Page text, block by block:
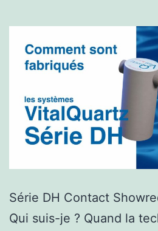
Série DH Contact
Qui suis-je ? Quand la